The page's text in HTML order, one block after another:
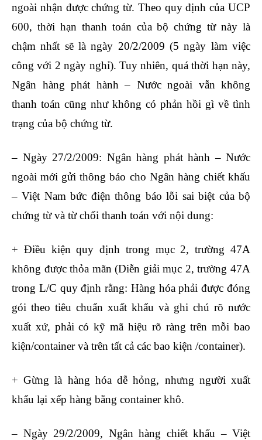
ngoài nhận được chứng từ. Theo quy định của UCP
600, thời hạn thanh toán của bộ chứng từ này là
chậm nhất sẽ là ngày 20/2/2009 (5 ngày làm việc
công với 2 ngày nghỉ). Tuy nhiên, quá thời hạn này,
Ngân hàng phát hành – Nước ngoài vẫn không
thanh toán cũng như không có phản hồi gì về tình
trạng của bộ chứng từ.
– Ngày 27/2/2009: Ngân hàng phát hành – Nước
ngoài mới gửi thông báo cho Ngân hàng chiết khấu
– Việt Nam bức điện thông báo lỗi sai biệt của bộ
chứng từ và từ chối thanh toán với nội dung:
+ Điều kiện quy định trong mục 2, trường 47A
không được thỏa mãn (Diễn giải mục 2, trường 47A
trong L/C quy định rằng: Hàng hóa phải được đóng
gói theo tiêu chuẩn xuất khẩu và ghi chú rõ nước
xuất xứ, phải có kỹ mã hiệu rõ ràng trên mỗi bao
kiện/container và trên tất cả các bao kiện /container).
+ Gừng là hàng hóa dễ hỏng, nhưng người xuất
khẩu lại xếp hàng bằng container khô.
– Ngày 29/2/2009, Ngân hàng chiết khấu – Việt